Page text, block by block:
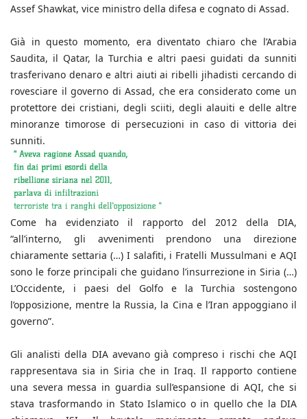
Assef Shawkat, vice ministro della difesa e cognato di Assad.
Già in questo momento, era diventato chiaro che l’Arabia
Saudita, il Qatar, la Turchia e altri paesi guidati da sunniti
trasferivano denaro e altri aiuti ai ribelli jihadisti cercando di
rovesciare il governo di Assad, che era considerato come un
protettore dei cristiani, degli sciiti, degli alauiti e delle altre
minoranze timorose di persecuzioni in caso di vittoria dei
sunniti.
Come ha evidenziato il rapporto del 2012 della DIA,
“all’interno, gli avvenimenti prendono una direzione
chiaramente settaria (…) I salafiti, i Fratelli Mussulmani e AQI
sono le forze principali che guidano l’insurrezione in Siria (…)
L’Occidente, i paesi del Golfo e la Turchia sostengono
l’opposizione, mentre la Russia, la Cina e l’Iran appoggiano il
governo”.
Gli analisti della DIA avevano già compreso i rischi che AQI
rappresentava sia in Siria che in Iraq. Il rapporto contiene
una severa messa in guardia sull’espansione di AQI, che si
stava trasformando in Stato Islamico o in quello che la DIA